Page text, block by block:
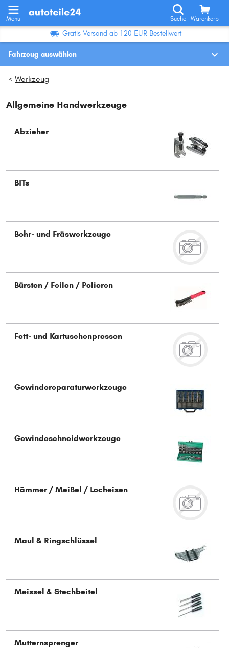
Menü Suche Warenkorb
Gratis Versand ab 120 EUR Bestellwert
Fahrzeug auswählen
Wo finde ich die?
Oder Fahrzeugauswahl nach Kriterien:
Hersteller wählen
Typ wählen
> Werkzeug
Allgemeine Handwerkzeuge
Abzieher
BITs
Bohr- und Fräswerkzeuge
Bürsten / Feilen / Polieren
Fett- und Kartuschenpressen
Gewindereparaturwerkzeuge
Gewindeschneidwerkzeuge
Hämmer / Meißel / Locheisen
Maul & Ringschlüssel
Meissel & Stechbeitel
Mutternsprenger